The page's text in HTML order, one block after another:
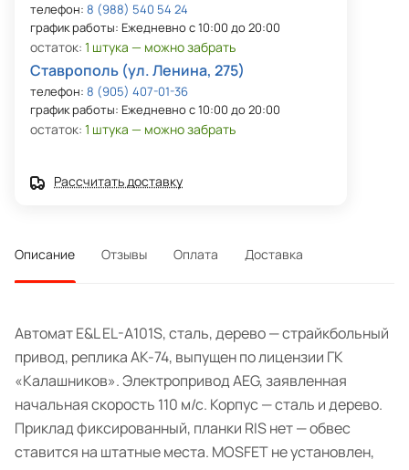
телефон: 8 (988) 540 54 24
график работы: Ежедневно с 10:00 до 20:00
остаток: 1 штука — можно забрать
Ставрополь (ул. Ленина, 275)
телефон: 8 (905) 407-01-36
график работы: Ежедневно с 10:00 до 20:00
остаток: 1 штука — можно забрать
Рассчитать доставку
Описание Отзывы Оплата Доставка
Автомат E&L EL-A101S, сталь, дерево — страйкбольный
привод, реплика АК-74, выпущен по лицензии ГК
«Калашников». Электропривод AEG, заявленная
начальная скорость 110 м/с. Корпус — сталь и дерево.
Приклад фиксированный, планки RIS нет — обвес
ставится на штатные места. MOSFET не установлен,